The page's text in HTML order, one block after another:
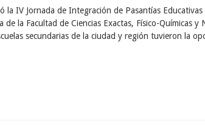
la IV Jornada de Integración de Pasantías
la Facultad de Ciencias Exactas, Físico-Químicas y
secundarias de la ciudad y región tuvieron la